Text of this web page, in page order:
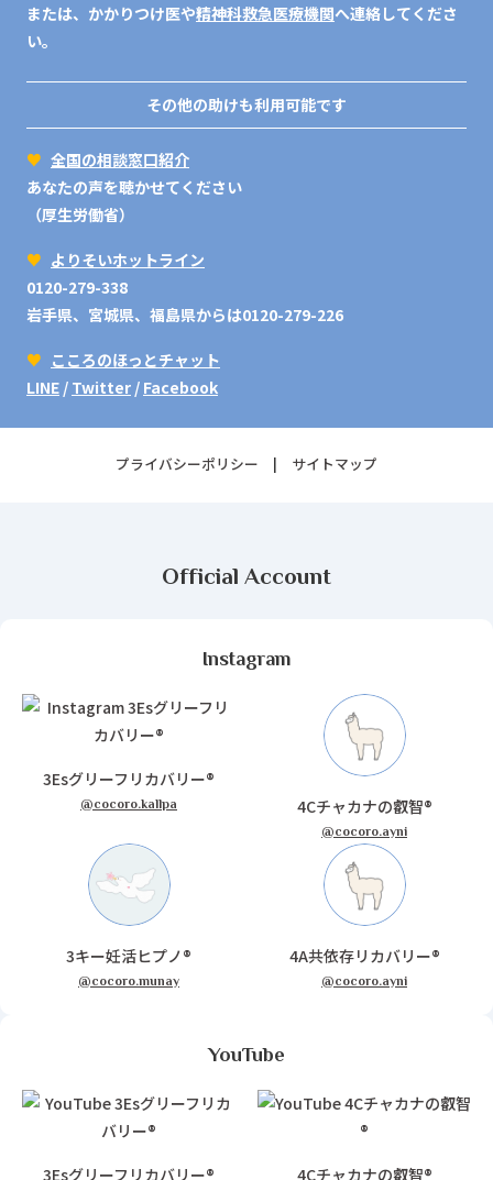
または、かかりつけ医や精神科救急医療機関へ連絡してくださ
い。
その他の助けも利用可能です
♥ 全国の相談窓口紹介
あなたの声を聴かせてください
（厚生労働省）
♥ よりそいホットライン
0120-279-338
岩手県、宮城県、福島県からは0120-279-226
♥ こころのほっとチャット
LINE / Twitter / Facebook
プライバシーポリシー サイトマップ
Official Account
Instagram
3Esグリーフリカバリー®
@cocoro.kallpa 4Cチャカナの叡智®
@cocoro.ayni
3キー妊活ヒプノ®
@cocoro.munay
4A共依存リカバリー®
@cocoro.ayni
YouTube
3Esグリーフリカバリー® 4Cチャカナの叡智®